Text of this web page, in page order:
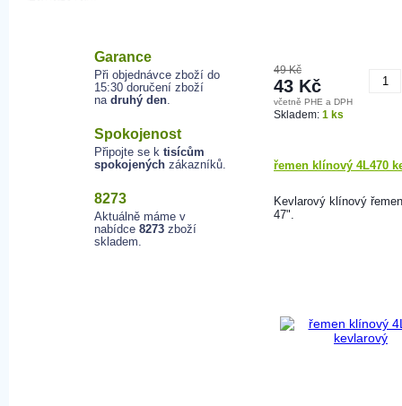
Garance
Při objednávce zboží do
15:30 doručení zboží
na druhý den.
Spokojenost
Připojte se k tisícům
spokojených zákazníků.
8273
Aktuálně máme v
nabídce 8273 zboží
skladem.
49 Kč
43 Kč
včetně PHE a DPH
Skladem: 1 ks
řemen klínový 4L470
Kevlarový klínový
47".